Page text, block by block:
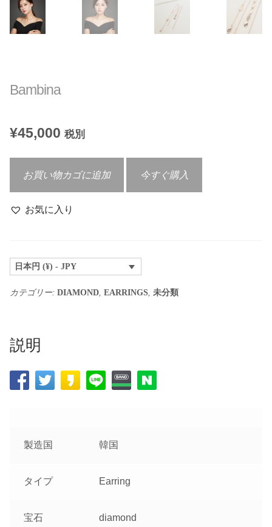
Bambina
¥45,000 税別
お買い物カゴに追加 今すぐ購入
お気に入り
日本円 (¥) - JPY
カテゴリー: DIAMOND EARRINGS 未分類
説明
製造国 韓国
タイプ Earring
宝石 diamond